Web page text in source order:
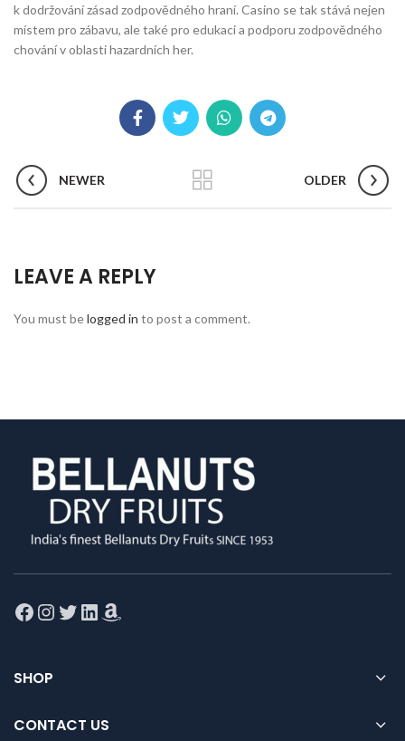
k dodržování zásad zodpovědného hraní. Casino se tak stává nejen
místem pro zábavu, ale také pro edukaci a podporu zodpovědného
chování v oblasti hazardních her.
NEWER OLDER
LEAVE A REPLY
You must belogged in to post a comment.
Facebook
Instagram
Twitter
LinkedIn
Amazon
SHOP
CONTACT US